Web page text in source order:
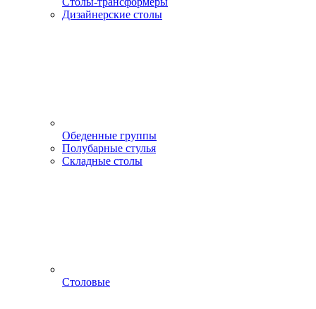
Дизайнерские столы
Обеденные группы
Полубарные стулья
Складные столы
Столовые